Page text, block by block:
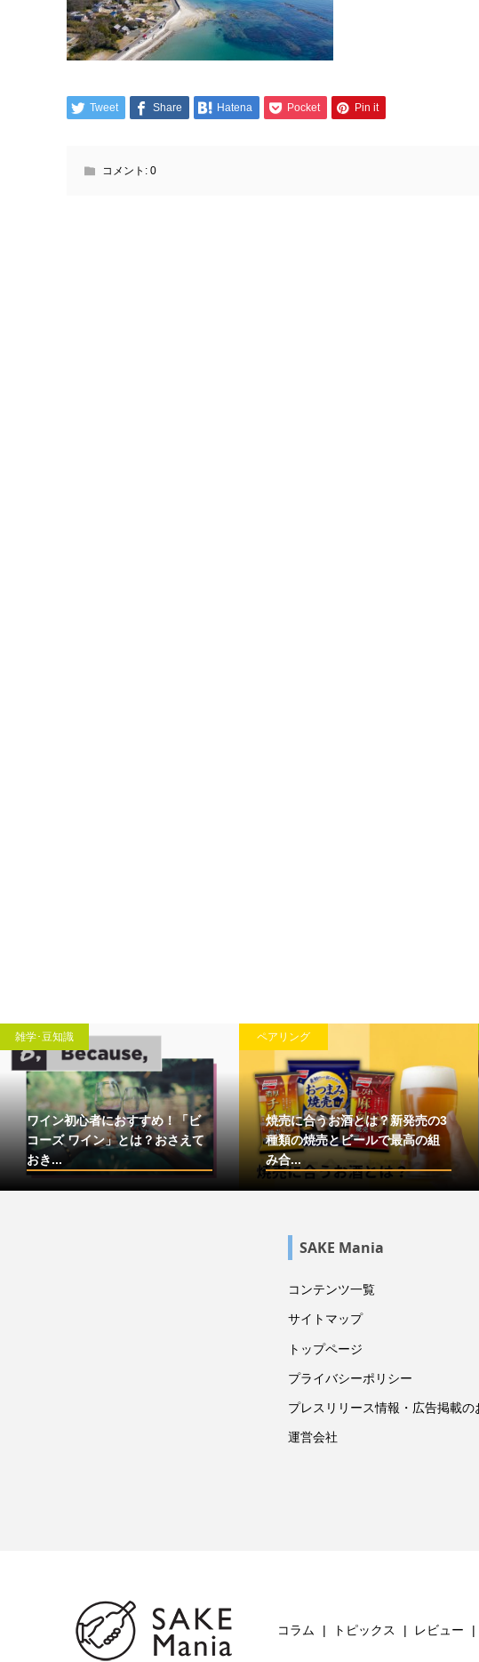
Tweet Share Hatena Pocket Pin it
コメント: 0
雑学･豆知識
ワイン初心者におすすめ！「ビ
コーズ ワイン」とは？おさえて
おき...
ペアリング
焼売に合うお酒とは？新発売の3
種類の焼売とビールで最高の組
み合...
SAKE Mania
コンテンツ一覧
サイトマップ
トップページ
プライバシーポリシー
プレスリリース情報・広告掲載の
運営会社
コラム トピックス レビュー